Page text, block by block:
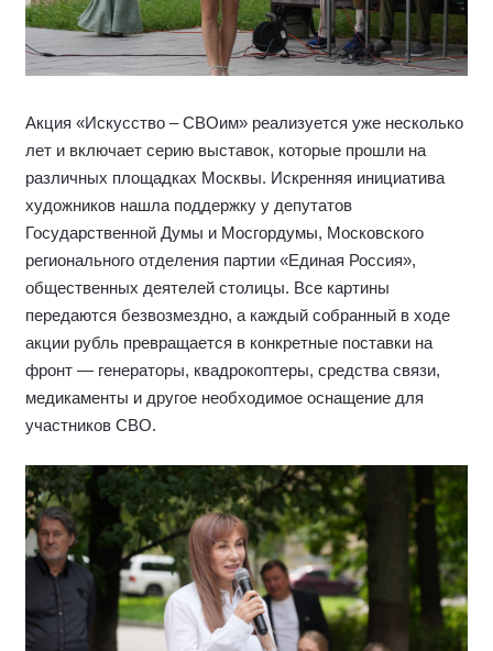
Акция «Искусство – СВОим» реализуется уже несколько
лет и включает серию выставок, которые прошли на
различных площадках Москвы. Искренняя инициатива
художников нашла поддержку у депутатов
Государственной Думы и Мосгордумы, Московского
регионального отделения партии «Единая Россия»,
общественных деятелей столицы. Все картины
передаются безвозмездно, а каждый собранный в ходе
акции рубль превращается в конкретные поставки на
фронт — генераторы, квадрокоптеры, средства связи,
медикаменты и другое необходимое оснащение для
участников СВО.